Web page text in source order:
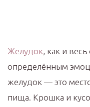
Желудок, как и
определённым
желудок — это
пища. Крошка и